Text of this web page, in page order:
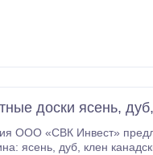
доски ясень,
ООО «СВК Инвест»
1200х600х15; - соединение шип-паз, фаска по периметру; - покрытие